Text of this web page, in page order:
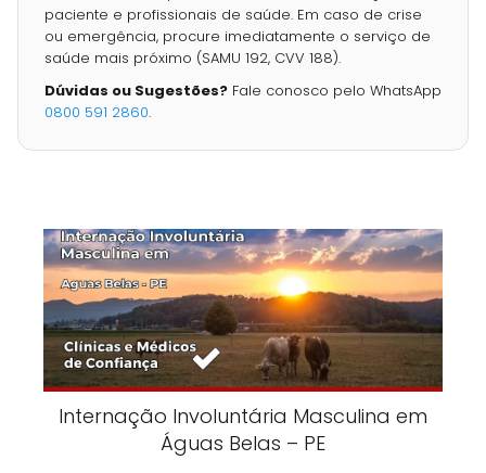
paciente e profissionais de saúde. Em caso de crise
ou emergência, procure imediatamente o serviço de
saúde mais próximo (SAMU 192, CVV 188).
Dúvidas ou Sugestões? Fale conosco pelo WhatsApp
0800 591 2860.
Internação Involuntária Masculina em
Águas Belas – PE